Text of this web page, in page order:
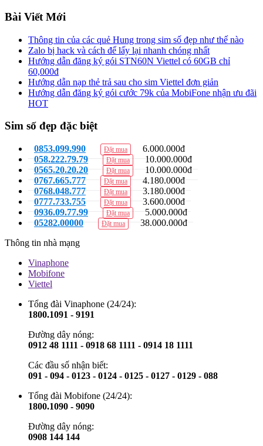
Bài Viết Mới
Thông tin của các quẻ Hung trong sim số đẹp như thế nào
Zalo bị hack và cách để lấy lại nhanh chóng nhất
Hướng dẫn đăng ký gói STN60N Viettel có 60GB chỉ
60,000đ
Hướng dẫn nạp thẻ trả sau cho sim Viettel đơn giản
Hướng dẫn đăng ký gói cước 79k của MobiFone nhận ưu đãi
HOT
Sim số đẹp đặc biệt
0853.099.990 Đặt mua
6.000.000đ
058.222.79.79
Đặt mua
10.000.000đ
0565.20.20.20
Đặt mua
10.000.000đ
0767.665.777
Đặt mua
4.180.000đ
0768.048.777
Đặt mua
3.180.000đ
0777.733.755
Đặt mua
3.600.000đ
0936.09.77.99
Đặt mua
5.000.000đ
05282.00000
Đặt mua
38.000.000đ
Thông tin nhà mạng
Vinaphone
Mobifone
Viettel
Tổng đài Vinaphone (24/24):
1800.1091 - 9191
Đường dây nóng:
0912 48 1111 - 0918 68 1111 - 0914 18 1111
Các đầu số nhận biết:
091 - 094 - 0123 - 0124 - 0125 - 0127 - 0129 - 088
Tổng đài Mobifone (24/24):
1800.1090 - 9090
Đường dây nóng:
0908 144 144